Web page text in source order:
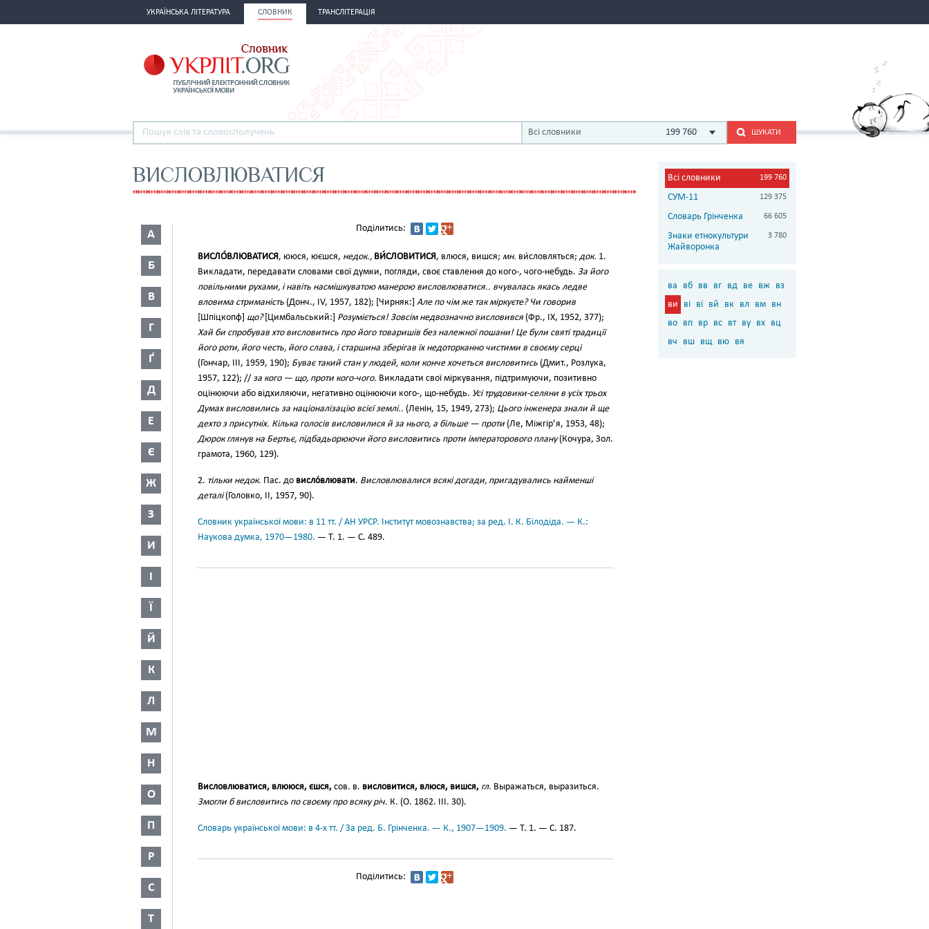
УКРАЇНСЬКА ЛІТЕРАТУРА СЛОВНИК ТРАНСЛІТЕРАЦІЯ
Всі словники 199 760 ШУКАТИ
ВИСЛОВЛЮВАТИСЯ
А
Б
В
Г
Ґ
Д
Е
Є
Ж
З
И
І
Ї
Й
К
Л
М
Н
О
П
Р
С
Т
Поділитись:
ВИСЛО́ВЛЮВАТИСЯ, ююся, юєшся, недок., ВИ́СЛОВИТИСЯ, влюся, вишся; мн. ви́словляться; док. 1.
Викладати, передавати словами свої думки, погляди, своє ставлення до кого-, чого-небудь. За його
повільними рухами, і навіть насмішкуватою манерою висловлюватися.. вчувалась якась ледве
вловима стриманість (Донч., IV, 1957, 182); [Чирняк:] Але по чім же так міркуєте? Чи говорив
[Шпіцкопф] що?[Цимбальський:] Розуміється! Зовсім недвозначно висловився (Фр., IX, 1952, 377);
Хай би спробував хто висловитись про його товаришів без належної пошани! Це були святі традиції
його роти, його честь, його слава, і старшина зберігав їх недоторканно чистими в своєму серці
(Гончар, III, 1959, 190); Буває такий стан у людей, коли конче хочеться висловитись (Дмит., Розлука,
1957, 122); // за кого — що, проти кого-чого. Викладати свої міркування, підтримуючи, позитивно
оцінюючи або відхиляючи, негативно оцінюючи кого-, що-небудь. Усі трудовики-селяни в усіх трьох
Думах висловились за націоналізацію всієї землі.. (Ленін, 15, 1949, 273); Цього інженера знали й ще
дехто з присутніх. Кілька голосів висловилися й за нього, а більше — проти (Ле, Міжгір’я, 1953, 48);
Дюрок глянув на Бертьє, підбадьорюючи його висловитись проти імператорового плану(Кочура, Зол.
грамота, 1960, 129).
2. тільки недок. Пас. до висло́влювати. Висловлювалися всякі догади, пригадувались найменші
деталі(Головко, II, 1957, 90).
Словник української мови: в 11 тт. / АН УРСР. Інститут мовознавства; за ред. І. К. Білодіда. — К.:
Наукова думка, 1970—1980. — Т. 1. — С. 489.
Висловлюватися, влююся, єшся, сов. в. висловитися, влюся, вишся, гл. Выражаться, выразиться.
Змогли б висловитись по своєму про всяку річ. К. (О. 1862. ІІІ. 30).
Словарь української мови: в 4-х тт. / За ред. Б. Грінченка. — К., 1907—1909. — Т. 1. — С. 187.
Поділитись:
Всі словники 199 760
СУМ-11 129 375
Словарь Грінченка 66 605
Знаки етнокультури
Жайворонка
3 780
ва вб вв вг вд ве вж вз
ви
ві вї вй вк вл вм вн
во вп вр вс вт ву вх вц
вч
вш вщ вю вя